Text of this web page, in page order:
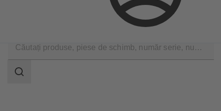
Reparaţii armături
Domeniu